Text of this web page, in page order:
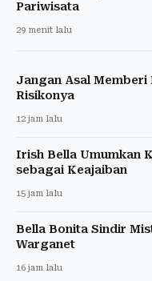
Pariwisata
29 menit lalu
Jangan Asal
Risikonya
12 jam lalu
Irish Bella Umumkan
sebagai Keajaiban
15 jam lalu
Bella Bonita Sindir
Warganet
16 jam lalu